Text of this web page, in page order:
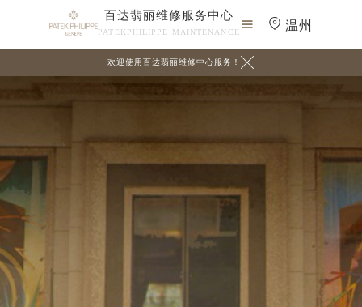
百达翡丽维修服务中心
PATEKPHILIPPE MAINTENANCE
 温州
欢迎使用百达翡丽维修中心服务！ 